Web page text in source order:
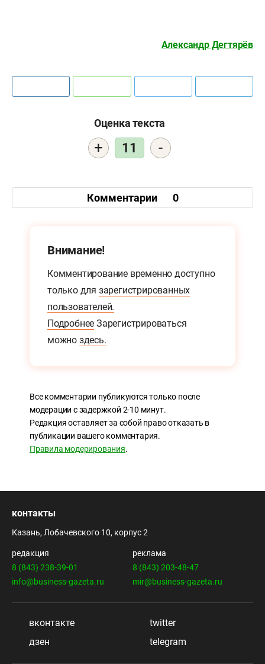
Александр Дегтярёв
Оценка текста
+ 11 -
Комментарии 0
Внимание!
Комментирование временно доступно
только для зарегистрированных
пользователей.
Подробнее Зарегистрироваться
можно здесь.
Все комментарии публикуются только после
модерации с задержкой 2-10 минут.
Редакция оставляет за собой право отказать в
публикации вашего комментария.
Правила модерирования.
контакты
Казань, Лобачевского 10, корпус 2
редакция
8 (843) 238-39-01
info@business-gazeta.ru
реклама
8 (843) 203-48-47
mir@business-gazeta.ru
вконтакте
twitter
дзен
telegram